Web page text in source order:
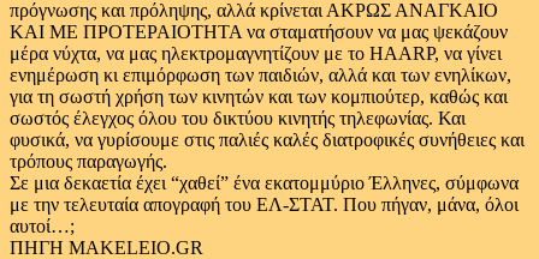
πρόγνωσης και πρόληψης, αλλά κρίνεται ΑΚΡΩΣ ΑΝΑΓΚΑΙΟ
ΚΑΙ ΜΕ ΠΡΟΤΕΡΑΙΟΤΗΤΑ να σταματήσουν να μας ψεκάζουν
μέρα νύχτα, να μας ηλεκτρομαγνητίζουν με το HAARP, να γίνει
ενημέρωση κι επιμόρφωση των παιδιών, αλλά και των ενηλίκων,
για τη σωστή χρήση των κινητών και των κομπιούτερ, καθώς και
σωστός έλεγχος όλου του δικτύου κινητής τηλεφωνίας. Και
φυσικά, να γυρίσουμε στις παλιές καλές διατροφικές συνήθειες και
τρόπους παραγωγής.
Σε μια δεκαετία έχει “χαθεί” ένα εκατομμύριο Έλληνες, σύμφωνα
με την τελευταία απογραφή του ΕΛ-ΣΤΑΤ. Που πήγαν, μάνα, όλοι
αυτοί…;
ΠΗΓΗ MAKELEIO.GR